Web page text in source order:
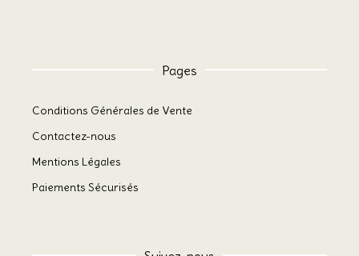
Pages
Conditions Générales de Vente
Contactez-nous
Mentions Légales
Paiements Sécurisés